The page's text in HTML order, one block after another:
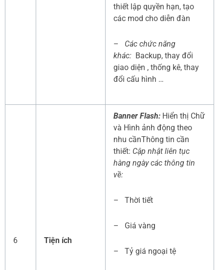
thiết lập quyền hạn, tạo
các mod cho diễn đàn
– Các chức năng
khác: Backup, thay đổi
giao diện , thống kê, thay
đổi cấu hình …
6 Tiện ích
Banner Flash: Hiển thị Chữ
và Hình ảnh động theo
nhu cầnThông tin cần
thiết: Cập nhật liên tục
hàng ngày các thông tin
về:
– Thời tiết
– Giá vàng
– Tỷ giá ngoại tệ